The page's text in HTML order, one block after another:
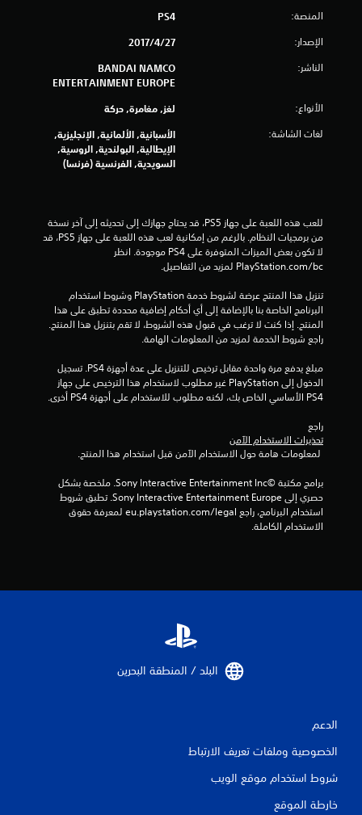
7
ن
ا
ت
ي
ا
ت
المنصة: PS4
الإصدار: 27‏/4‏/2017
الناشر:
BANDAI NAMCO
ENTERTAINMENT EUROPE
الأنواع: لغز, مغامرة, حركة
لغات الشاشة:
الأسبانية, الألمانية, الإنجليزية,
الإيطالية, البولندية, الروسية,
السويدية, الفرنسية (فرنسا)
‎PlayStation.com/bc لمزيد من التفاصيل.
راجع شروط الخدمة لمزيد من المعلومات الهامة.
PS4 الأساسي الخاص بك، لكنه مطلوب للاستخدام على أجهزة PS4 أخرى.
راجع
تحذيرات الاستخدام الآمن
الاستخدام الكاملة.
البلد / المنطقة البحرين‏
الدعم
الخصوصية وملفات تعريف الارتباط
شروط استخدام موقع الويب
خارطة الموقع